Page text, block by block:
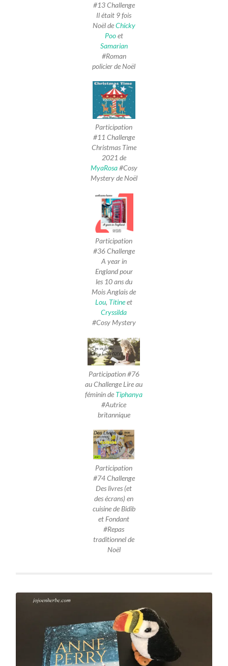
#13 Challenge
Il était 9 fois
Noël deChicky
Pooet
Samarian
#Roman
policier de Noël
Participation
#11 Challenge
Christmas Time
2021 de
MyaRosa#Cosy
Mystery de Noël
Participation
#36 Challenge
A year in
England pour
les 10 ans du
Mois Anglais de
Lou, Titineet
Cryssilda
#Cosy Mystery
Participation #76
au Challenge Lire au
féminin de Tiphanya
#Autrice
britannique
Participation
#74 Challenge
Des livres (et
des écrans) en
cuisine de Bidib
et Fondant
#Repas
traditionnel de
Noël